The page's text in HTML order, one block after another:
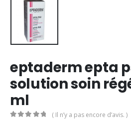
eptaderm epta
solution soin
ml
( Il n’y a pas encore d’avis. )